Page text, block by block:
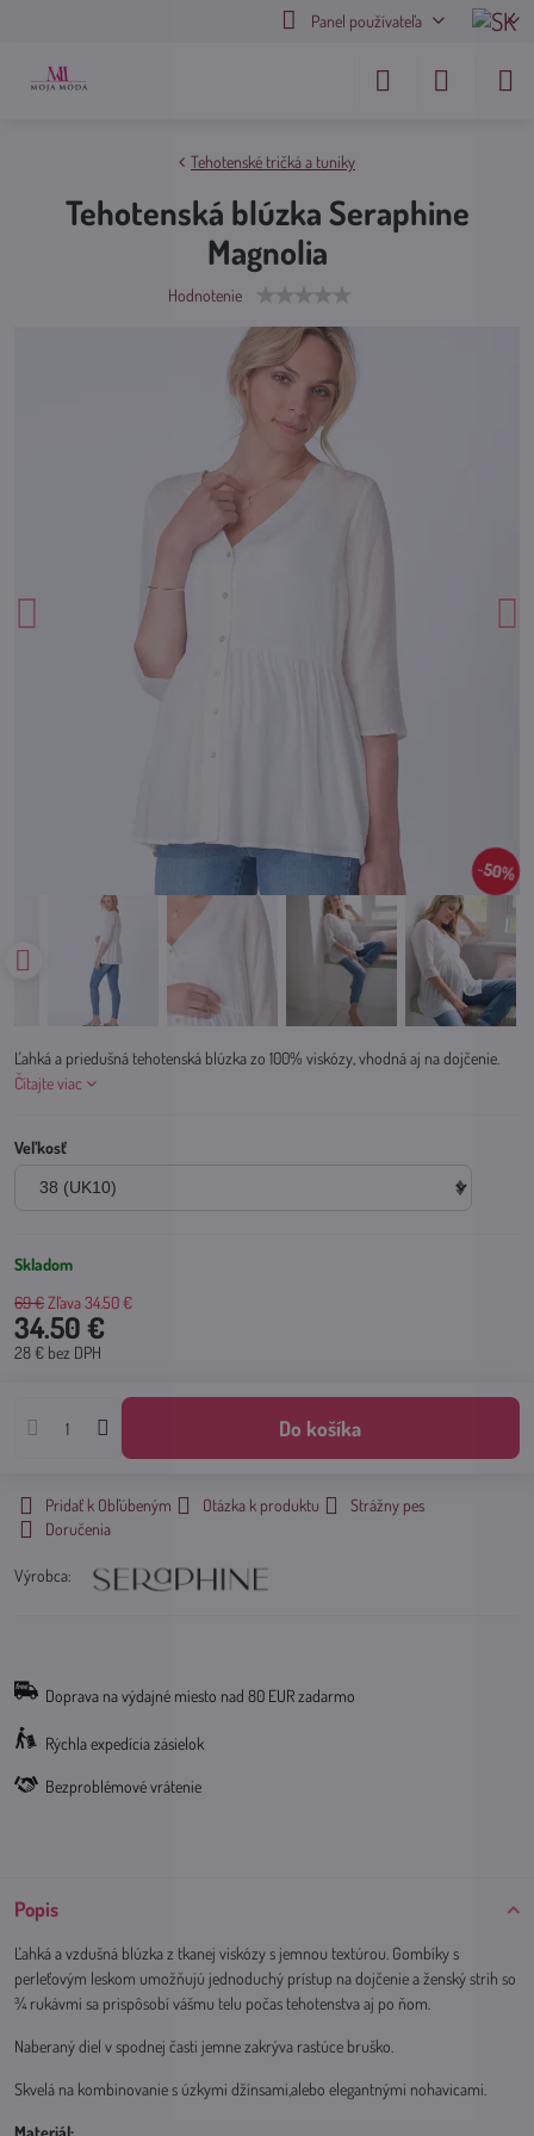
Panel používateľa
50%
Tehotenské tričká a tuniky
Tehotenská blúzka Seraphine
Magnolia
Hodnotenie
Ľahká a priedušná tehotenská blúzka zo 100% viskózy, vhodná aj na dojčenie.
Čítajte viac
Veľkosť
Skladom
69 €Zľava34.50 €
34.50 €
28 € bez DPH
Do košíka
Pridať k Obľúbeným Otázka k produktu
Strážny pes
Doručenia
Výrobca:
Doprava na výdajné miesto nad 80 EUR zadarmo
Rýchla expedícia zásielok
Bezproblémové vrátenie
Popis
Ľahká a vzdušná blúzka z tkanej viskózy s jemnou textúrou. Gombíky s
perleťovým leskom umožňujú jednoduchý prístup na dojčenie a ženský strih so
¾ rukávmi sa prispôsobí vášmu telu počas tehotenstva aj po ňom.
Naberaný diel v spodnej časti jemne zakrýva rastúce bruško.
Skvelá na kombinovanie s úzkymi džínsami,alebo elegantnými nohavicami.